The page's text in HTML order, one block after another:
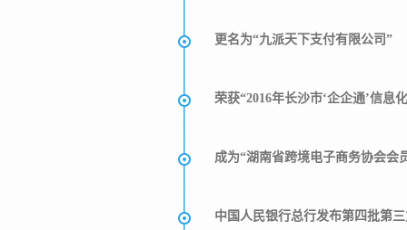
更名为“九派天下支付有限公司”
荣获“2016年长沙市‘企企通’信息
成为“湖南省跨境电子商务协会会
中国人民银行总行发布第四批第